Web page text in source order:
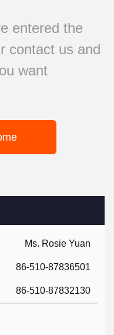
Ms. Rosie Yuan
86-510-87836501
86-510-87832130
entered the
contact us and
want